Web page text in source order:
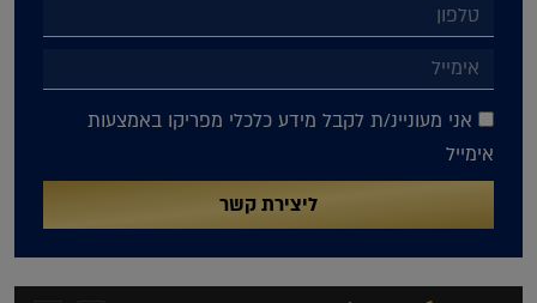
אני מעוניינ/ת לקבל מידע כלכלי מפריקו באמצעות
אימייל
ליצירת קשר